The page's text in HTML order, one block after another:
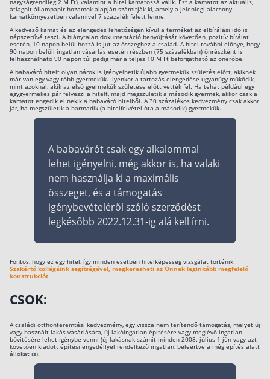
Befektetés
Állampapír
Részvény vásárlás
Befektetési alapok
ETF
Gyermek megtakarítás
Babakötvény kisokos 👶
Lakástakarék
Hitel
Vállalkozói hitel
Hitelkiváltás
Babaváró hitel
nagyságrendileg 2 M Ft), valamint a hitel kamatossá válik. Ezt a kamatot az aktuális,
átlagolt állampapír hozamok alapján számítják ki, amely a jelenlegi alacsony
kamatkörnyezetben valamivel 7 százalék felett lenne.
A kedvező kamat és az elengedés lehetőségén kívül a terméket az elbírálási idő is
népszerűvé teszi. A hiánytalan dokumentáció benyújtását követően, pozitív bírálat
esetén, 10 napon belül hozzá is jut az összeghez a család. A hitel további előnye, hogy
90 napon belüli ingatlan vásárlás esetén részben (75 százalékban) önrészként is
felhasználható 90 napon túl pedig már a teljes 10 M Ft beforgatható az önerőbe.
A babaváró hitelt olyan párok is igényelhetik újabb gyermekük születés előtt, akiknek
már van egy vagy több gyermekük. Ilyenkor a tartozás elengedése ugyanúgy működik,
mint azoknál, akik az első gyermekük születése előtt vették fel. Ha tehát például egy
egygyermekes pár felveszi a hitelt, majd megszületik a második gyermek, akkor csak a
kamatot engedik el nekik a babaváró hitelből. A 30 százalékos kedvezmény csak akkor
jár, ha megszületik a harmadik (a hitelfelvétel óta a második) gyermekük.
A babavárót csak egy alkalommal
lehet igényelni, még akkor is, ha valaki
nem használja ki a maximális
összeget, és a támogatás
igénybevételéről szóló szerződést
legkésőbb 2022.12.31-ig alá kell írni.
Fontos, hogy ez egy hitel, így minden esetben hitelképesség vizsgálat történik.
Szakértő kollégáink segítségével, megkeresheti az Önnek leginkább megfelelő
konstrukciót.
CSOK:
A családi otthonteremtési kedvezmény, egy vissza nem térítendő támogatás, melyet új
vagy használt lakás vásárlására, új lakóingatlan építésére vagy meglévő ingatlan
bővítésére lehet igénybe venni (új lakásnak számít minden 2008. július 1-jén vagy azt
követően kiadott építési engedéllyel rendelkező ingatlan, beleértve a még építés alatt
állókat is).